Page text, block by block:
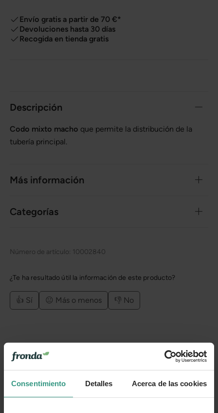
Consentimiento Detalles Acerca de las cookies
Envío gratis a partir de 70 €*
Devoluciones hasta 30 días
Recogida en tienda gratis
Descripción
Codo mixto macho que permite la distribución de la
tubería principal.
Más información
Categorías
Número de artículo: 10002840
¿Te ha resultado útil la información de este producto?
👍 Sí 😐 Más o menos 👎 No